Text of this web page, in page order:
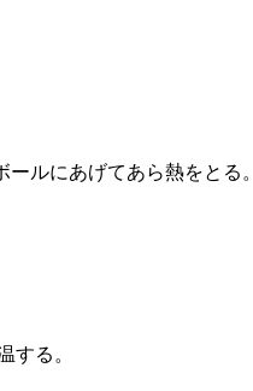
ルにあげてあら熱をとる。
する。